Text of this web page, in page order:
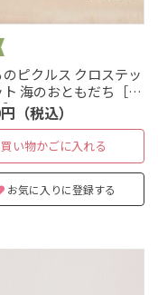
ピクルス クロステッ
海のおともだち［ペ
（税込）
買い物かごに入れる
お気に入りに登録する